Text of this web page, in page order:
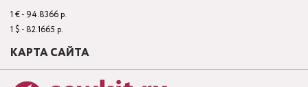
1 € - 94.8366 р.
1 $ - 82.1665 р.
КАРТА САЙТА